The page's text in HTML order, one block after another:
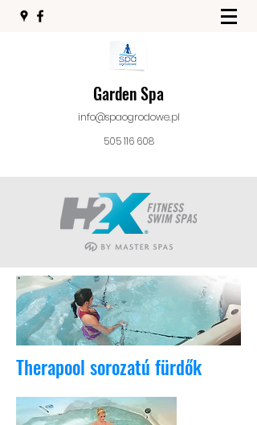
Garden Spa
info@spaogrodowe.pl
505 116 608
Therapool sorozatú fürdők